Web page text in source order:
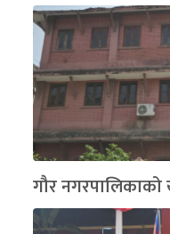
गौर नगरपालिकाको